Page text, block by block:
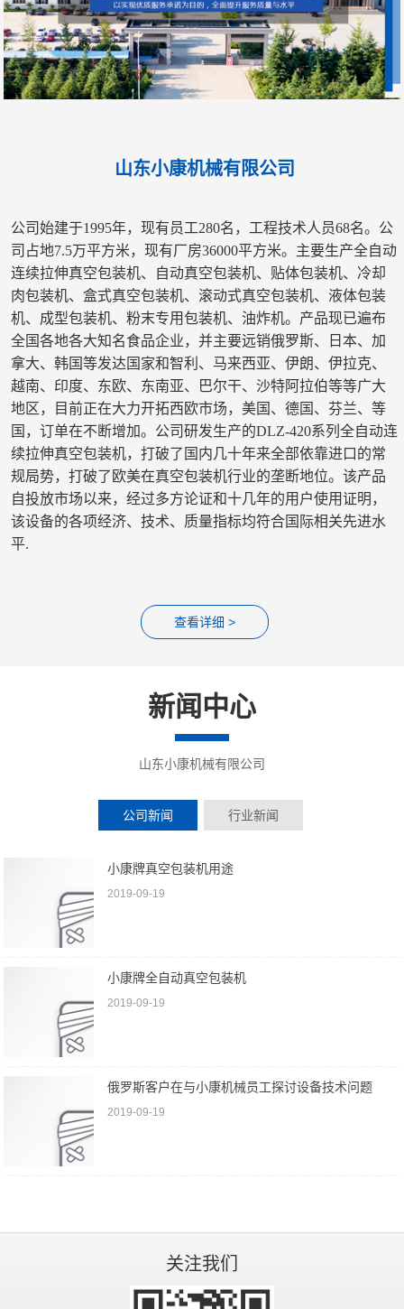
山东小康机械有限公司
公司始建于1995年，现有员工280名，工程技术人员68名。公
司占地7.5万平方米，现有厂房36000平方米。 主要生产全自动
连续拉伸真空包装机、自动真空包装机、贴体包装机、冷却
肉包装机、盒式真空包装机、 滚动式真空包装机、液体包装
机、成型包装机、粉末专用包装机、油炸机。产品现已遍布
全国各地各大知名食品企业，并主要远销俄罗斯、日本、加
拿大、韩国等发达国家和智利、马来西亚、伊朗、伊拉克、
越南、印度、东欧、东南亚、巴尔干、沙特阿拉伯等等广大
地区，目前正在大力开拓西欧市场，美国、 德国、芬兰、等
国，订单在不断增加。公司研发生产的DLZ-420系列全自动连
续拉伸真空包装机，打破了 国内几十年来全部依靠进口的常
规局势，打破了欧美在真空包装机行业的垄断地位。该产品
自投放市场以来，经过多方论证和十几年的用户使用证明，
该设备的各项经济、技术、质量指标均符合国际相关先进水
平.
查看详细 >
新闻中心
山东小康机械有限公司
公司新闻 行业新闻
小康牌真空包装机用途
2019-09-19
小康牌全自动真空包装机
2019-09-19
俄罗斯客户在与小康机械员工探讨设备技术问题
2019-09-19
关注我们